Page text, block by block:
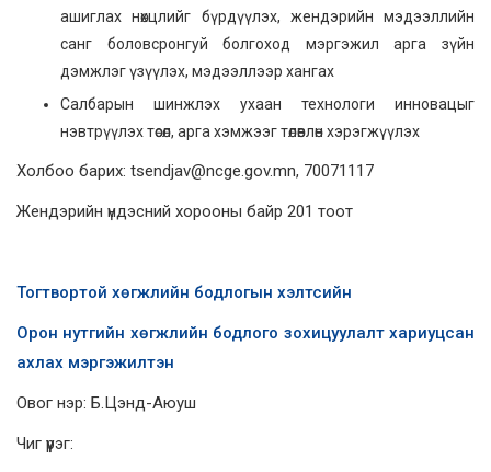
ашиглах нөхцлийг бүрдүүлэх, жендэрийн мэдээллийн
санг боловсронгуй болгоход мэргэжил арга зүйн
дэмжлэг үзүүлэх, мэдээллээр хангах
Салбарын шинжлэх ухаан технологи инновацыг
нэвтрүүлэх төсөл, арга хэмжээг төлөвлөн хэрэгжүүлэх
Холбоо барих: tsendjav@ncge.gov.mn, 70071117
Жендэрийн үндэсний хорооны байр 201 тоот
Тогтвортой хөгжлийн бодлогын хэлтсийн
Орон нутгийн хөгжлийн бодлого зохицуулалт хариуцсан
ахлах мэргэжилтэн
Овог нэр: Б.Цэнд-Аюуш
Чиг үүрэг: